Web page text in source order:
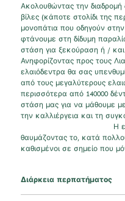
Ακολουθώντας την
βίλες (κάποτε στολίδι της
μονοπάτια που οδηγούν
φτάνουμε στη δίδυμη
στάση για ξεκούραση ή /
Ανηφορίζοντας προς τους
ελαιόδεντρα θα σας
από τους μεγαλύτερους
περισσότερα από 140000
στάση μας για να μάθουμε
την καλλιέργεια
Η εμπειρία
θαυμάζοντας το, κατά
καθισμένοι σε σημείο που
Διάρκεια περπατήματος